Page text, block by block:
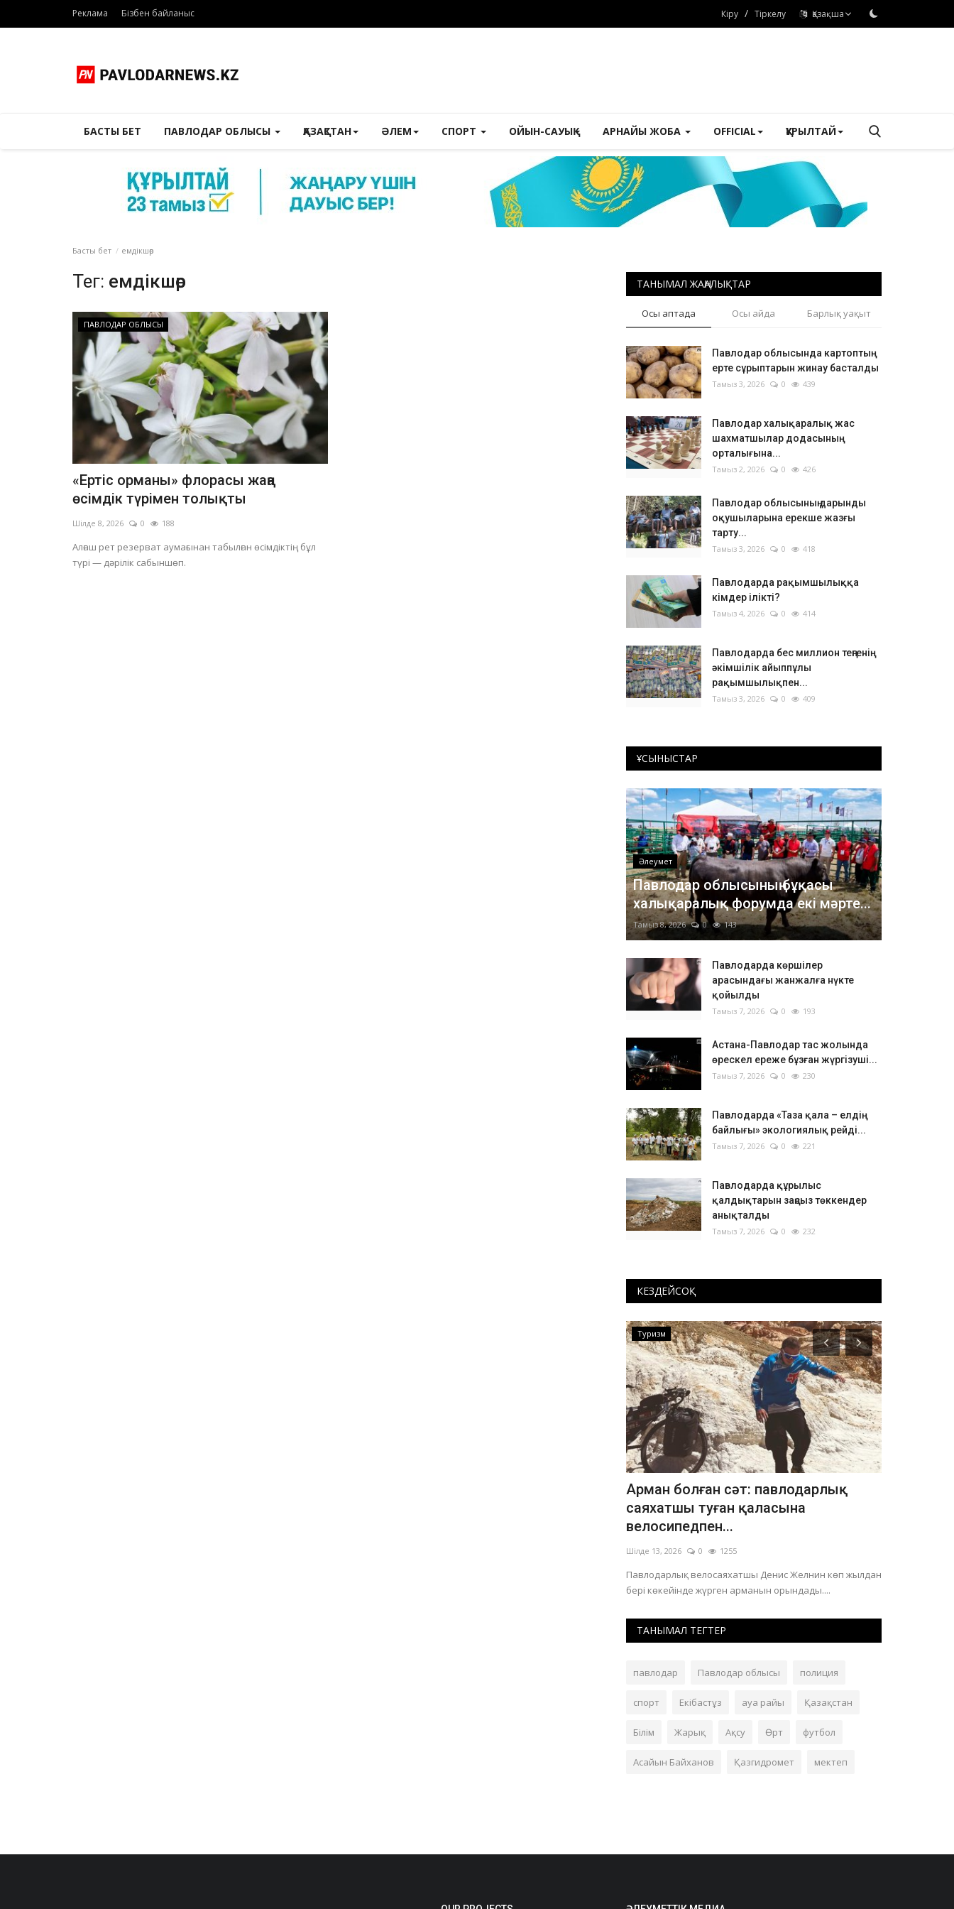
Реклама Бізбен байланыс Кіру / Тіркелу Қазақша
БАСТЫ БЕТ ПАВЛОДАР ОБЛЫСЫ ҚАЗАҚСТАН ӘЛЕМ СПОРТ ОЙЫН-САУЫҚ АРНАЙЫ ЖОБА OFFICIAL ҚҰРЫЛТАЙ
Басты бет емдікшөр
Тег: емдікшөр
ПАВЛОДАР ОБЛЫСЫ
«Ертіс орманы» флорасы жаңа
өсімдік түрімен толықты
Шілде 8, 2026 0 188
Алғаш рет резерват аумағынан табылған өсімдіктің бұл
түрі — дәрілік сабыншөп.
ТАНЫМАЛ ЖАҢАЛЫҚТАР
Осы аптада Осы айда Барлық уақыт
Павлодар облысында картоптың
ерте сұрыптарын жинау басталды
Тамыз 3, 2026 0 439
Павлодар халықаралық жас
шахматшылар додасының
орталығына...
Тамыз 2, 2026 0 426
Павлодар облысының дарынды
оқушыларына ерекше жазғы
тарту...
Тамыз 3, 2026 0 418
Павлодарда рақымшылыққа
кімдер ілікті?
Тамыз 4, 2026 0 414
Павлодарда бес миллион теңгенің
әкімшілік айыппұлы
рақымшылықпен...
Тамыз 3, 2026 0 409
ҰСЫНЫСТАР
Әлеумет
Павлодар облысының бұқасы
халықаралық форумда екі мәрте...
Тамыз 8, 2026 0 143
Павлодарда көршілер
арасындағы жанжалға нүкте
қойылды
Тамыз 7, 2026 0 193
Астана-Павлодар тас жолында
өрескел ереже бұзған жүргізуші...
Тамыз 7, 2026 0 230
Павлодарда «Таза қала – елдің
байлығы» экологиялық рейді...
Тамыз 7, 2026 0 221
Павлодарда құрылыс
қалдықтарын заңсыз төккендер
анықталды
Тамыз 7, 2026 0 232
КЕЗДЕЙСОҚ
Туризм
Арман болған сәт: павлодарлық
саяхатшы туған қаласына
велосипедпен...
Шілде 13, 2026 0 1255
Павлодарлық велосаяхатшы Денис Желнин көп жылдан
бері көкейінде жүрген арманын орындады....
ТАНЫМАЛ ТЕГТЕР
павлодар Павлодар облысы полиция
спорт Екібастұз ауа райы Қазақстан
Білім Жарық Ақсу Өрт футбол
Асайын Байханов Қазгидромет мектеп